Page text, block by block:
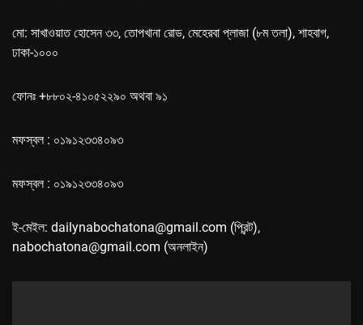
মো: সাখাওয়াত হোসেন ৩৩, তোপখানা রোড, মেহেরবা প্লাজা (৮ম তলা), শাহবাগ,
ঢাকা-১০০০
ফোনঃ +৮৮০২-৪১০৫২২৯০ অথবা ৯১
মফস্বল : ০১৯১২৩৩৪০৯৩
মফস্বল : ০১৯১২৩৩৪০৯৩
ই-মেইল: dailynabochatona@gmail.com (প্রিন্ট),
nabochatona@gmail.com (অনলাইন)